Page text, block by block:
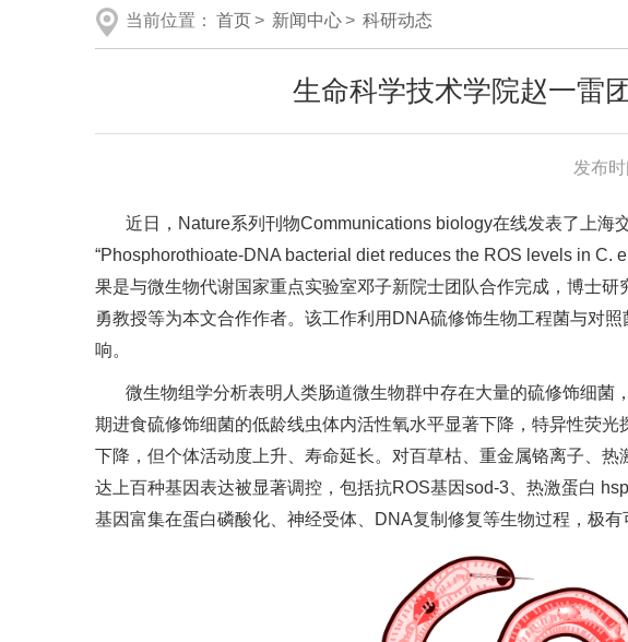
当前位置： 首页> 新闻中心> 科研动态
生命科学技术学院赵一雷
发布
近日，Nature系列刊物Communications biology在线发表了上
“Phosphorothioate-DNA bacterial diet reduces the ROS levels in
果是与微生物代谢国家重点实验室邓子新院士团队合作完成，博士
勇教授等为本文合作作者。该工作利用DNA硫修饰生物工程菌与对
响。
微生物组学分析表明人类肠道微生物群中存在大量的硫修饰细
期进食硫修饰细菌的低龄线虫体内活性氧水平显著下降，特异性荧
下降，但个体活动度上升、寿命延长。对百草枯、重金属铬离子、
达上百种基因表达被显著调控，包括抗ROS基因sod-3、热激蛋白
基因富集在蛋白磷酸化、神经受体、DNA复制修复等生物过程，极有